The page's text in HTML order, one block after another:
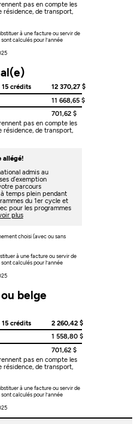
pas en compte les
résidence, de transport,
à une facture ou servir de
calculés pour l’année
crédits
12 370,27 $
11 668,65 $
701,62 $
pas en compte les
résidence, de transport,
allégé!
admis au
d’exemption
parcours
temps plein pendant
du 1er cycle et
pour les programmes
plus
choisi (avec ou sans
à une facture ou servir de
calculés pour l’année
belge
crédits
2 260,42 $
1 558,80 $
701,62 $
pas en compte les
résidence, de transport,
à une facture ou servir de
calculés pour l’année